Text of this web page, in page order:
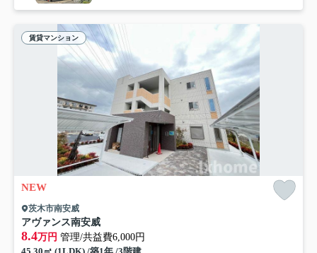
賃貸マンション
NEW
茨木市南安威
アヴァンス南安威
8.4万円 管理/共益費6,000円